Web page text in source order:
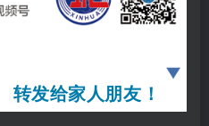
转发给家人朋友！